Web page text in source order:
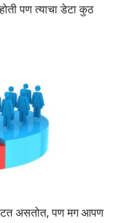
पण त्याचा डेटा कुठ
असतोत, पण मग आपण